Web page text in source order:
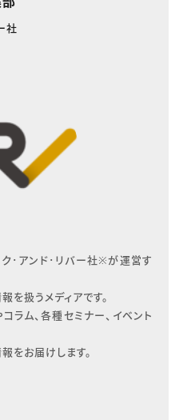
社
･アンド･リバー社※が運営す
を扱うメディアです。
ラム、各種セミナー、イベント
をお届けします。